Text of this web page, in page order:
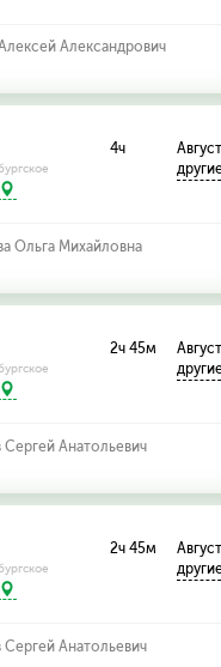
Александрович
4ч
Ольга Михайловна
2ч 45м
Анатольевич
2ч 45м
Анатольевич